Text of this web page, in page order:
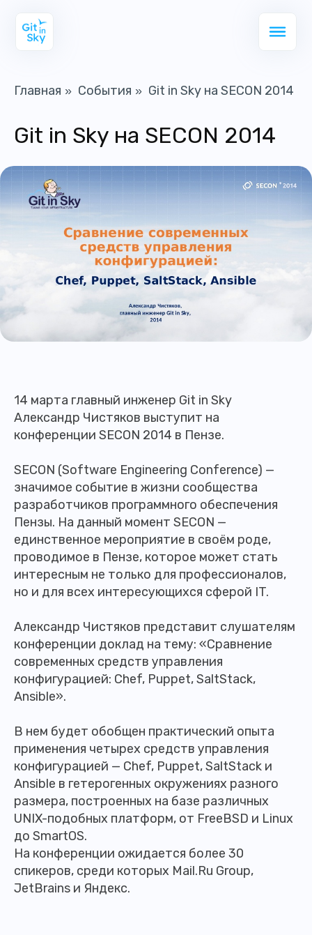
Главная » События » Git in Sky на SECON 2014
Git in Sky на SECON 2014
14 марта главный инженер Git in Sky
Александр Чистяков выступит на
конференции SECON 2014 в Пензе.
SECON (Software Engineering Conference) —
значимое событие в жизни сообщества
разработчиков программного обеспечения
Пензы. На данный момент SECON —
единственное мероприятие в своём роде,
проводимое в Пензе, которое может стать
интересным не только для профессионалов,
но и для всех интересующихся сферой IT.
Александр Чистяков представит слушателям
конференции доклад на тему: «Сравнение
современных средств управления
конфигурацией: Chef, Puppet, SaltStack,
Ansible».
В нем будет обобщен практический опыта
применения четырех средств управления
конфигурацией — Chef, Puppet, SaltStack и
Ansible в гетерогенных окружениях разного
размера, построенных на базе различных
UNIX-подобных платформ, от FreeBSD и Linux
до SmartOS.
На конференции ожидается более 30
спикеров, среди которых Mail.Ru Group,
JetBrains и Яндекс.